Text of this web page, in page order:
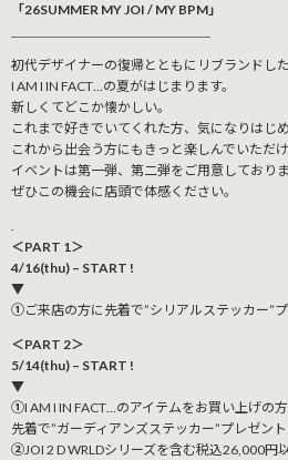
「26SUMMER MY JOI / MY BPM」
初代デザイナーの復帰とともにリブランドした
I AM I IN FACT…の夏がはじまります。
新しくてどこか懐かしい。
これまで好きでいてくれた方、気になりはじめ
これから出会う方にもきっと楽しんでいただ
イベントは第一弾、第二弾をご用意しておりま
ぜひこの機会に店頭で体感ください。
.
＜PART 1＞
4/16(thu) – START !
▼
①ご来店の方に先着で”シリアルステッカー”
＜PART 2＞
5/14(thu) – START !
▼
①I AM I IN FACT…のアイテムをお買い上げの
先着で”ガーディアンズステッカー”プレゼント
②JOI 2 D WRLDシリーズを含む税込26,000円